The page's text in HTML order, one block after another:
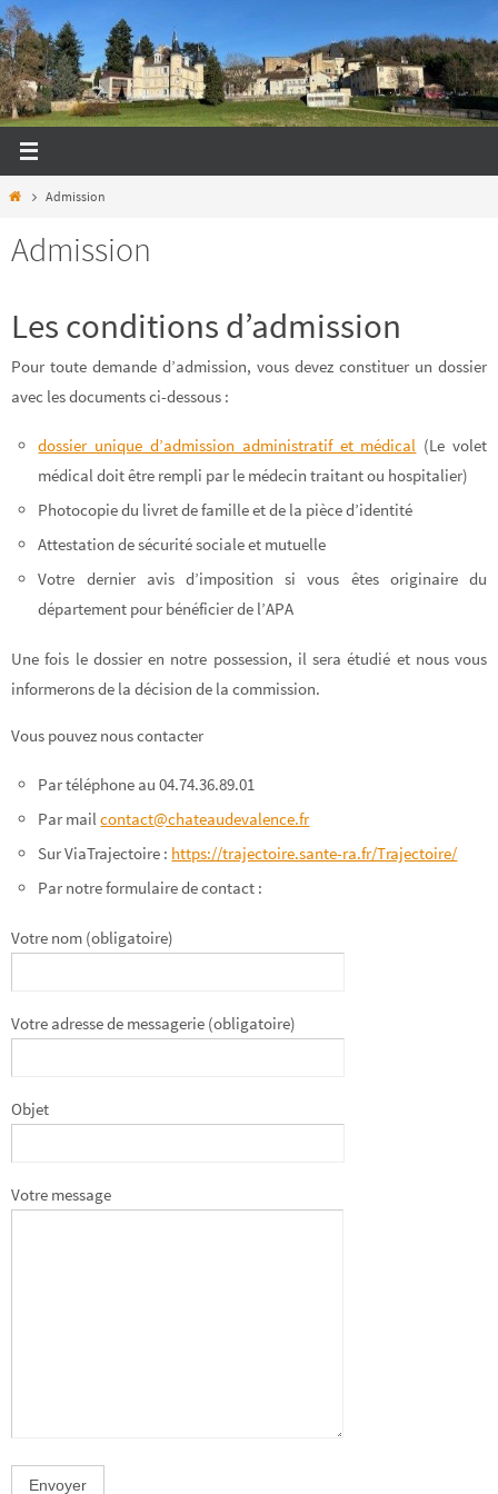
Passer
vers
le
contenu
HomeAdmission
Admission
Les conditions d’admission
Pour toute demande d’admission, vous devez constituer un dossier
avec les documents ci-dessous :
dossier unique d’admission administratif et médical (Le volet
médical doit être rempli par le médecin traitant ou hospitalier)
Photocopie du livret de famille et de la pièce d’identité
Attestation de sécurité sociale et mutuelle
Votre dernier avis d’imposition si vous êtes originaire du
département pour bénéficier de l’APA
Une fois le dossier en notre possession, il sera étudié et nous vous
informerons de la décision de la commission.
Vous pouvez nous contacter
Par téléphone au 04.74.36.89.01
Par mailcontact@chateaudevalence.fr
Sur ViaTrajectoire : https://trajectoire.sante-ra.fr/Trajectoire/
Par notre formulaire de contact :
Votre nom (obligatoire)
Votre adresse de messagerie (obligatoire)
Objet
Votre message